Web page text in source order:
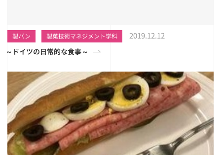
製パン 製菓技術マネジメント学科 2019.12.12
～ドイツの日常的な食事～